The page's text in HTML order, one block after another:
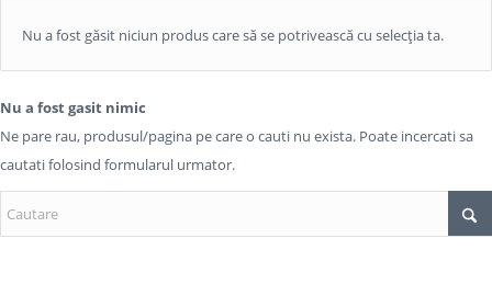
Nu a fost găsit niciun produs care să se potrivească cu selecția ta.
Nu a fost gasit nimic
Ne pare rau, produsul/pagina pe care o cauti nu exista. Poate incercati sa
cautati folosind formularul urmator.